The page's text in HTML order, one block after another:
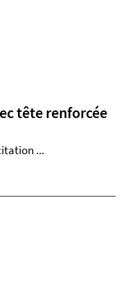
tête renforcée
...